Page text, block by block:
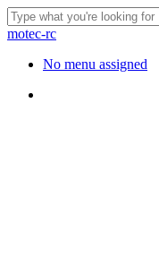
Skip
to
content
Close
motec-rc
Menu
No menu assigned